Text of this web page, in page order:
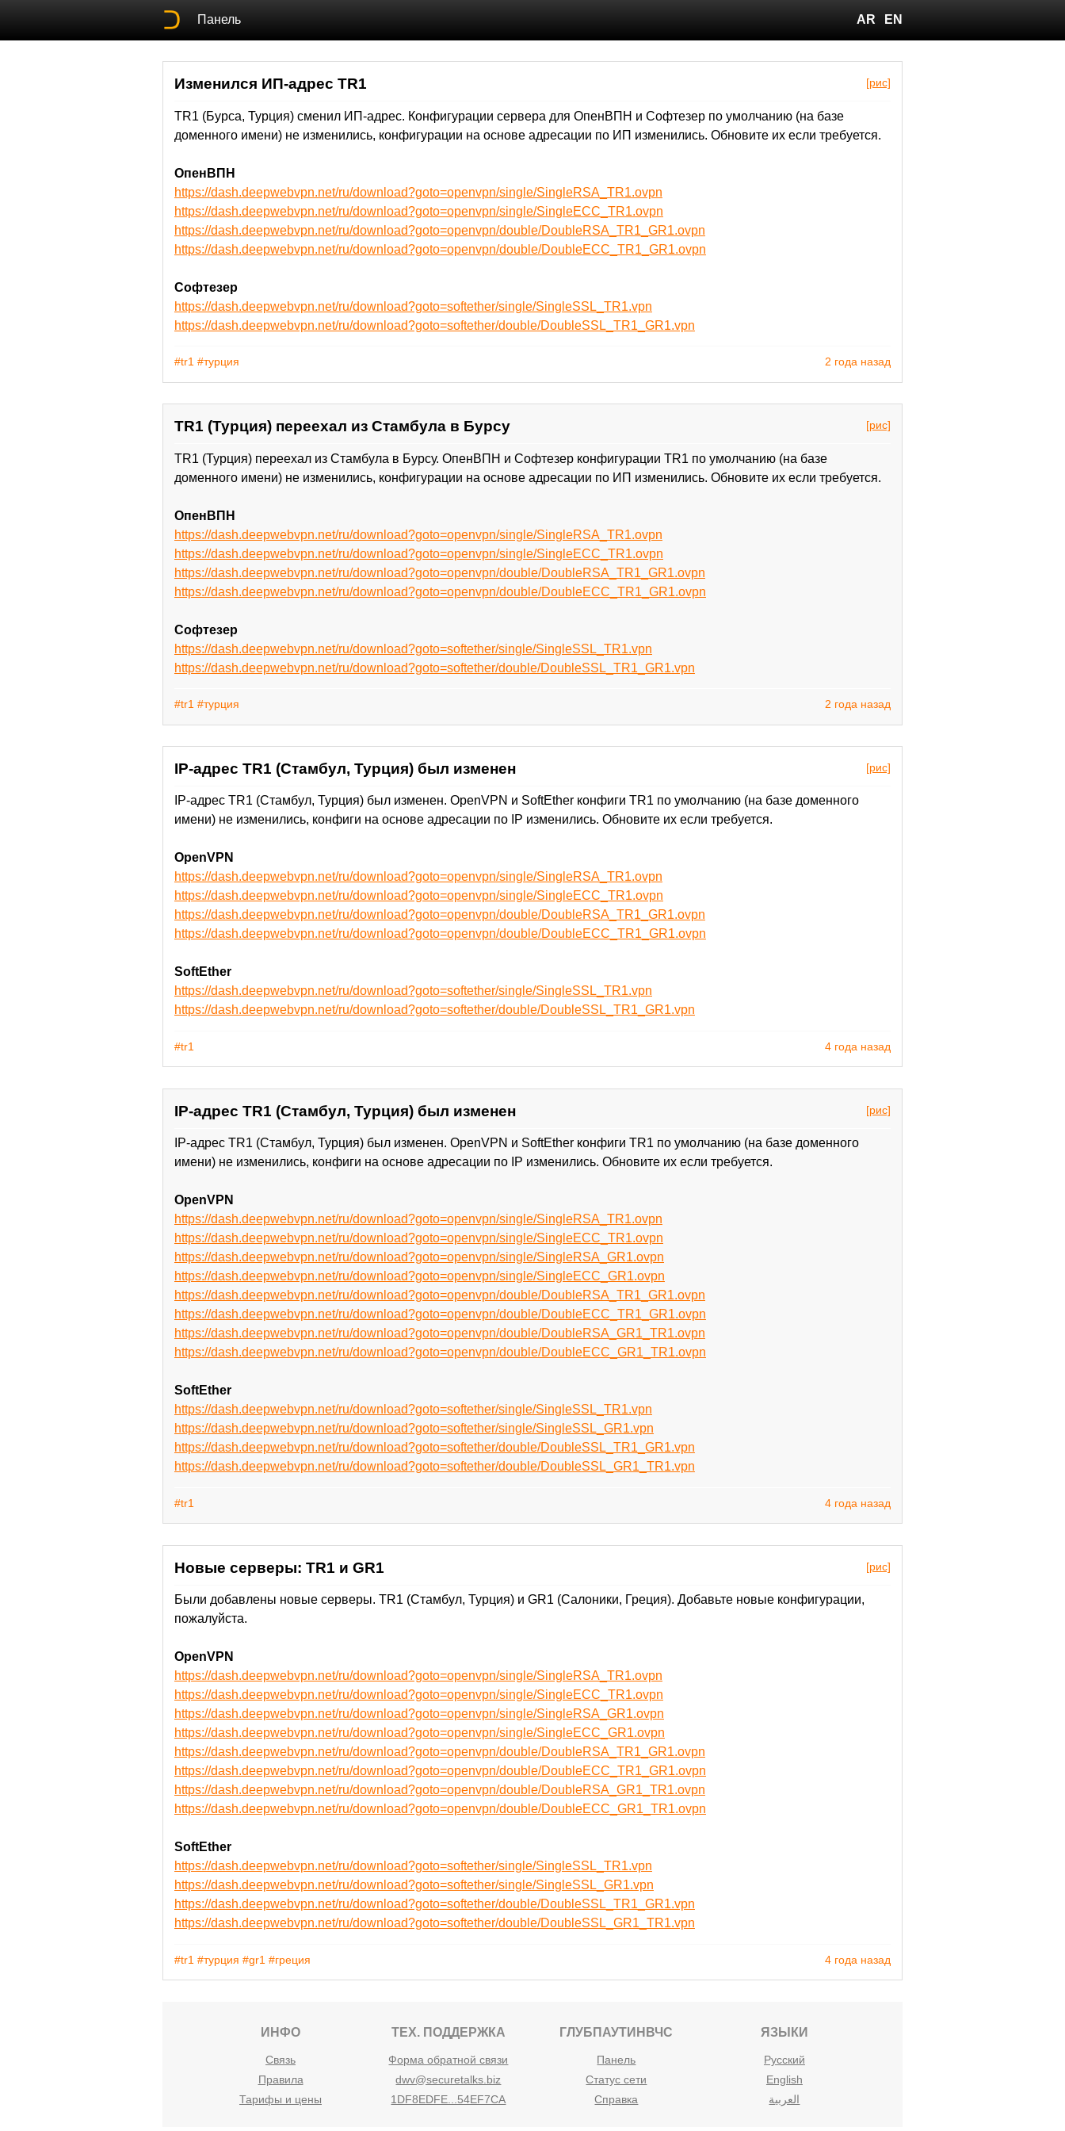
Панель AR EN
[рис]
Изменился ИП-адрес TR1
TR1 (Бурса, Турция) сменил ИП-адрес. Конфигурации сервера для ОпенВПН и Софтезер по умолчанию (на базе
доменного имени) не изменились, конфигурации на основе адресации по ИП изменились. Обновите их если требуется.
ОпенВПН
https://dash.deepwebvpn.net/ru/download?goto=openvpn/single/SingleRSA_TR1.ovpn
https://dash.deepwebvpn.net/ru/download?goto=openvpn/single/SingleECC_TR1.ovpn
https://dash.deepwebvpn.net/ru/download?goto=openvpn/double/DoubleRSA_TR1_GR1.ovpn
https://dash.deepwebvpn.net/ru/download?goto=openvpn/double/DoubleECC_TR1_GR1.ovpn
Софтезер
https://dash.deepwebvpn.net/ru/download?goto=softether/single/SingleSSL_TR1.vpn
https://dash.deepwebvpn.net/ru/download?goto=softether/double/DoubleSSL_TR1_GR1.vpn
2 года назад
#tr1 #турция
[рис]
TR1 (Турция) переехал из Стамбула в Бурсу
TR1 (Турция) переехал из Стамбула в Бурсу. ОпенВПН и Софтезер конфигурации TR1 по умолчанию (на базе
доменного имени) не изменились, конфигурации на основе адресации по ИП изменились. Обновите их если требуется.
ОпенВПН
https://dash.deepwebvpn.net/ru/download?goto=openvpn/single/SingleRSA_TR1.ovpn
https://dash.deepwebvpn.net/ru/download?goto=openvpn/single/SingleECC_TR1.ovpn
https://dash.deepwebvpn.net/ru/download?goto=openvpn/double/DoubleRSA_TR1_GR1.ovpn
https://dash.deepwebvpn.net/ru/download?goto=openvpn/double/DoubleECC_TR1_GR1.ovpn
Софтезер
https://dash.deepwebvpn.net/ru/download?goto=softether/single/SingleSSL_TR1.vpn
https://dash.deepwebvpn.net/ru/download?goto=softether/double/DoubleSSL_TR1_GR1.vpn
2 года назад
#tr1 #турция
[рис]
IP-адрес TR1 (Стамбул, Турция) был изменен
IP-адрес TR1 (Стамбул, Турция) был изменен. OpenVPN и SoftEther конфиги TR1 по умолчанию (на базе доменного
имени) не изменились, конфиги на основе адресации по IP изменились. Обновите их если требуется.
OpenVPN
https://dash.deepwebvpn.net/ru/download?goto=openvpn/single/SingleRSA_TR1.ovpn
https://dash.deepwebvpn.net/ru/download?goto=openvpn/single/SingleECC_TR1.ovpn
https://dash.deepwebvpn.net/ru/download?goto=openvpn/double/DoubleRSA_TR1_GR1.ovpn
https://dash.deepwebvpn.net/ru/download?goto=openvpn/double/DoubleECC_TR1_GR1.ovpn
SoftEther
https://dash.deepwebvpn.net/ru/download?goto=softether/single/SingleSSL_TR1.vpn
https://dash.deepwebvpn.net/ru/download?goto=softether/double/DoubleSSL_TR1_GR1.vpn
4 года назад
#tr1
[рис]
IP-адрес TR1 (Стамбул, Турция) был изменен
IP-адрес TR1 (Стамбул, Турция) был изменен. OpenVPN и SoftEther конфиги TR1 по умолчанию (на базе доменного
имени) не изменились, конфиги на основе адресации по IP изменились. Обновите их если требуется.
OpenVPN
https://dash.deepwebvpn.net/ru/download?goto=openvpn/single/SingleRSA_TR1.ovpn
https://dash.deepwebvpn.net/ru/download?goto=openvpn/single/SingleECC_TR1.ovpn
https://dash.deepwebvpn.net/ru/download?goto=openvpn/single/SingleRSA_GR1.ovpn
https://dash.deepwebvpn.net/ru/download?goto=openvpn/single/SingleECC_GR1.ovpn
https://dash.deepwebvpn.net/ru/download?goto=openvpn/double/DoubleRSA_TR1_GR1.ovpn
https://dash.deepwebvpn.net/ru/download?goto=openvpn/double/DoubleECC_TR1_GR1.ovpn
https://dash.deepwebvpn.net/ru/download?goto=openvpn/double/DoubleRSA_GR1_TR1.ovpn
https://dash.deepwebvpn.net/ru/download?goto=openvpn/double/DoubleECC_GR1_TR1.ovpn
SoftEther
https://dash.deepwebvpn.net/ru/download?goto=softether/single/SingleSSL_TR1.vpn
https://dash.deepwebvpn.net/ru/download?goto=softether/single/SingleSSL_GR1.vpn
https://dash.deepwebvpn.net/ru/download?goto=softether/double/DoubleSSL_TR1_GR1.vpn
https://dash.deepwebvpn.net/ru/download?goto=softether/double/DoubleSSL_GR1_TR1.vpn
4 года назад
#tr1
[рис]
Новые серверы: TR1 и GR1
Были добавлены новые серверы. TR1 (Стамбул, Турция) и GR1 (Салоники, Греция). Добавьте новые конфигурации,
пожалуйста.
OpenVPN
https://dash.deepwebvpn.net/ru/download?goto=openvpn/single/SingleRSA_TR1.ovpn
https://dash.deepwebvpn.net/ru/download?goto=openvpn/single/SingleECC_TR1.ovpn
https://dash.deepwebvpn.net/ru/download?goto=openvpn/single/SingleRSA_GR1.ovpn
https://dash.deepwebvpn.net/ru/download?goto=openvpn/single/SingleECC_GR1.ovpn
https://dash.deepwebvpn.net/ru/download?goto=openvpn/double/DoubleRSA_TR1_GR1.ovpn
https://dash.deepwebvpn.net/ru/download?goto=openvpn/double/DoubleECC_TR1_GR1.ovpn
https://dash.deepwebvpn.net/ru/download?goto=openvpn/double/DoubleRSA_GR1_TR1.ovpn
https://dash.deepwebvpn.net/ru/download?goto=openvpn/double/DoubleECC_GR1_TR1.ovpn
SoftEther
https://dash.deepwebvpn.net/ru/download?goto=softether/single/SingleSSL_TR1.vpn
https://dash.deepwebvpn.net/ru/download?goto=softether/single/SingleSSL_GR1.vpn
https://dash.deepwebvpn.net/ru/download?goto=softether/double/DoubleSSL_TR1_GR1.vpn
https://dash.deepwebvpn.net/ru/download?goto=softether/double/DoubleSSL_GR1_TR1.vpn
4 года назад
#tr1 #турция #gr1 #греция
ИНФО
Связь
Правила
Тарифы и цены
ТЕХ. ПОДДЕРЖКА
Форма обратной связи
dwv@securetalks.biz
1DF8EDFE...54EF7CA
ГЛУБПАУТИНВЧС
Панель
Статус сети
Справка
ЯЗЫКИ
Русский
English
العربية